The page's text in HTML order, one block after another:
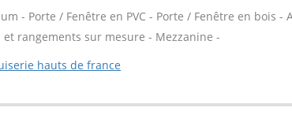
- Porte / Fenêtre en PVC - Porte / Fenêtre en bois -
et rangements sur mesure - Mezzanine -
hauts de france